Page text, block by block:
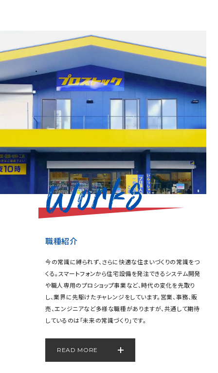
職種紹介
今の常識に縛られず、さらに快適な住まいづくりの常識をつ
くる。スマートフォンから住宅設備を発注できるシステム開発
や職人専用のプロショップ事業など、時代の変化を先取り
し、業界に先駆けたチャレンジをしています。営業、事務、販
売、エンジニアなど多様な職種がありますが、共通して期待
しているのは「未来の常識づくり」です。
READ MORE